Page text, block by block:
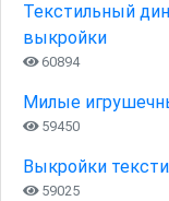
Текстильный
выкройки
60894
Милые
59450
Выкройки
59025